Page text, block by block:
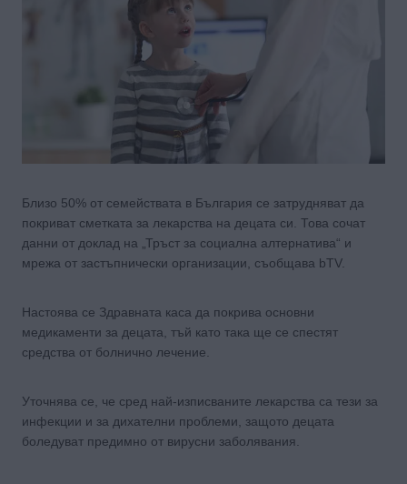
Близо 50% от семействата в България се затрудняват да
покриват сметката за лекарства на децата си. Това сочат
данни от доклад на „Тръст за социална алтернатива“ и
мрежа от застъпнически организации, съобщава bTV.
Настоява се Здравната каса да покрива основни
медикаменти за децата, тъй като така ще се спестят
средства от болнично лечение.
Уточнява се, че сред най-изписваните лекарства са тези за
инфекции и за дихателни проблеми, защото децата
боледуват предимно от вирусни заболявания.